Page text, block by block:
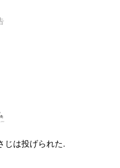
じは投げられた.